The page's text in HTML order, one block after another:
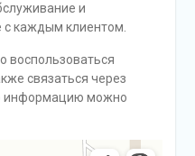
и
с каждым клиентом.
воспользоваться
связаться через
информацию можно